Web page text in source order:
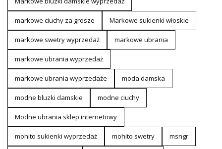
markowe ciuchy za grosze Markowe sukienki włoskie
markowe swetry wyprzedaż markowe ubrania
markowe ubrania wyprzedaż
markowe ubrania wyprzedaże moda damska
modne bluzki damskie modne ciuchy
Modne ubrania sklep internetowy
mohito sukienki wyprzedaż mohito swetry msngr